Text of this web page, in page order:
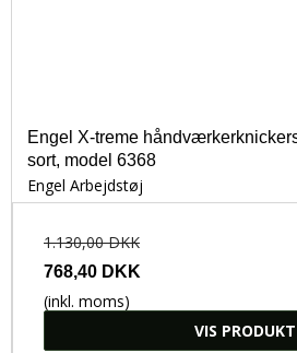
Engel X-treme
sort, model 6368
Engel Arbejdstøj
1.130,00 DKK
768,40 DKK
(inkl. moms)
VIS PRODUKT